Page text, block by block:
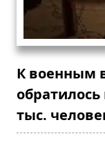
К военным
тыс.